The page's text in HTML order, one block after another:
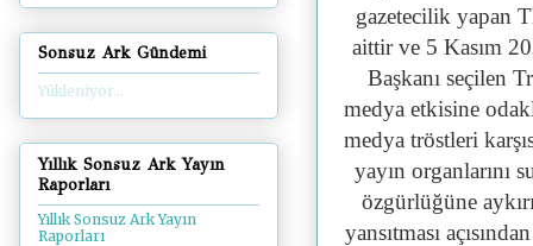
gazetecilik yapan
aittir ve 5 Kasım
Başkanı seçilen
medya etkisine
medya tröstleri
yayın organlarını
özgürlüğüne
yansıtması
Sonsuz Ark Gündemi
Yükleniyor...
Yıllık Sonsuz Ark Yayın
Raporları
Yıllık Sonsuz Ark Yayın
Raporları